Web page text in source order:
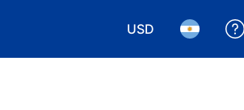
USD
Elegir la moneda.
Elegir el